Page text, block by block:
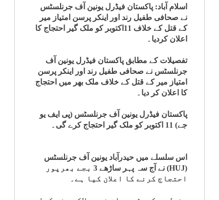
‎کرائم
ویڈیوز
سیاست
کلام
اسلام آباد: پاکستان فیڈرل یونین آف جرنلسٹس
نے صحافی طفیل رند اور اینکر پرسن امتیاز میر
کے قتل کے خلاف 11اکتوبر کو ملک گیر احتجاج کا
اعلان کردیا۔
تفصیلات کے مطابق پاکستان فیڈرل یونین آف
جرنلسٹس نے صحافی طفیل رند اور اینکر پرسن
امتیاز میر کے قتل کے خلاف ملک بھر میں احتجاج
کا اعلان کر دیا۔
پاکستان فیڈرل یونین آف جرنلسٹس (پی ایف یو
جے) 11 اکتوبر کو ملک گیر احتجاج کرے گی۔
اس سلسلے میں حیدرآباد یونین آف جرنلسٹس
(HUJ) نے آج سہ پہر ساڑھے 3 بجے بھرپور
احتجاج کرنے کا اعلان کیا ہے۔